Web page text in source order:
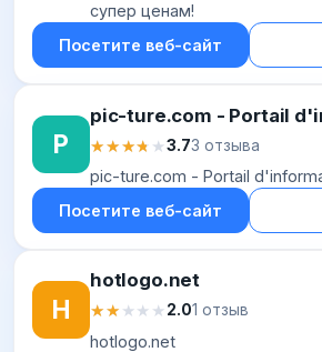
супер ценам!
Посетите веб-сайт
P
pic-ture.com - Portail
★★★★★
★★★★★3.73 отзыва
pic-ture.com - Portail
Посетите веб-сайт
H
hotlogo.net
★★★★★
★★★★★2.01 отзыв
hotlogo.net